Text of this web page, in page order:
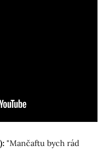
"Mančaftu bych rád